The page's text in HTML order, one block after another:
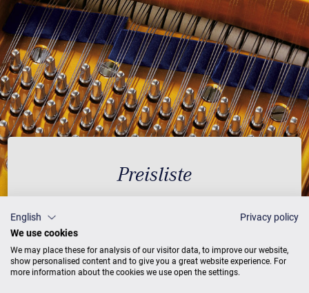
Preisliste
AUSFÜHRUNG
English
Privacy policy
We use cookies
We may place these for analysis of our visitor data, to improve our website,
show personalised content and to give you a great website experience. For
more information about the cookies we use open the settings.